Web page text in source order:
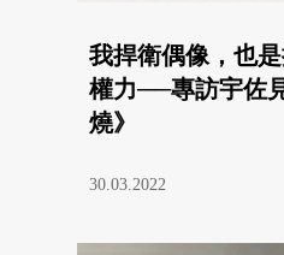
我捍衛偶像，也
權力──專訪宇佐
燒》
30.03.2022